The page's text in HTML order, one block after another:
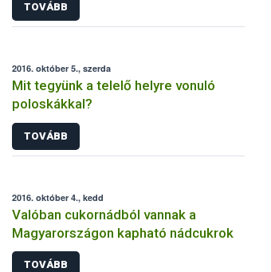
TOVÁBB
2016. október 5., szerda
Mit tegyünk a telelő helyre vonuló
poloskákkal?
TOVÁBB
2016. október 4., kedd
Valóban cukornádból vannak a
Magyarországon kapható nádcukrok
TOVÁBB